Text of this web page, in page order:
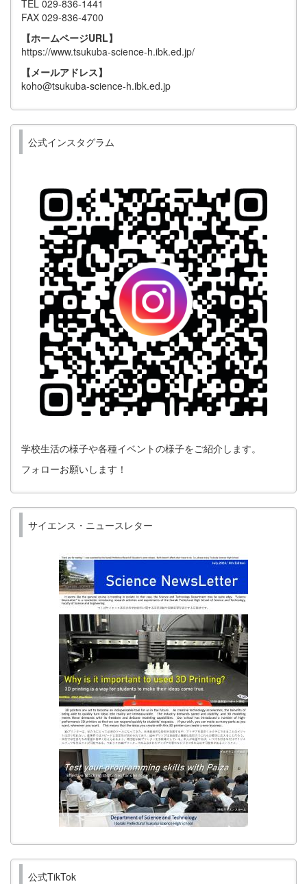
TEL 029-836-1441
FAX 029-836-4700
【ホームページURL】
https://www.tsukuba-science-h.ibk.ed.jp/
【メールアドレス】
koho@tsukuba-science-h.ibk.ed.jp
公式インスタグラム
学校生活の様子や各種イベントの様子をご紹介します。
フォローお願いします！
サイエンス・ニュースレター
公式TikTok